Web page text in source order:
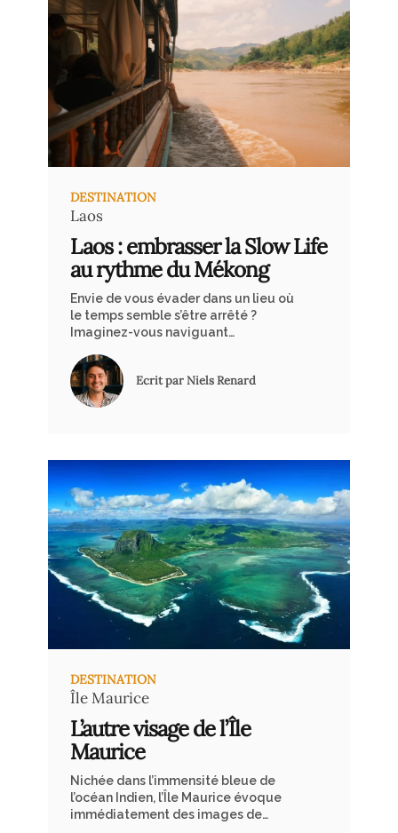
DESTINATION
Laos
Laos : embrasser la Slow Life
au rythme du Mékong
Envie de vous évader dans un lieu où
le temps semble s’être arrêté ?
Imaginez-vous naviguant
du Mékong, entouré par une nature
intacte. Le Laos, encore préservé du
tourisme de masse, offre une
du sud, chaque instant passé ici est
une opportunité de se déconnecter
du tumulte du monde moderne et de
se reconnecter avec la nature.
Ecrit par Niels Renard
DESTINATION
Île Maurice
L’autre visage de l’Île
Maurice
Nichée dans l’immensité bleue de
l’océan Indien, l’Île Maurice évoque
immédiatement des images de